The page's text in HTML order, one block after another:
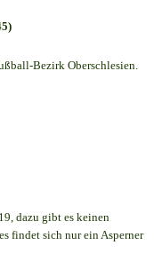
Bezirk Oberschlesien.
dazu gibt es keinen
findet sich nur ein Asperner